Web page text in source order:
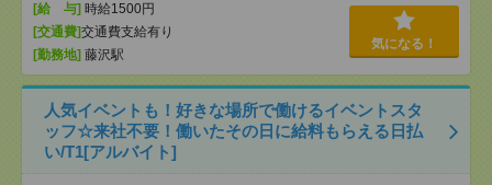
[給 与] 時給1500円
[交通費]交通費支給有り
[勤務地] 藤沢駅
気になる！
人気イベントも！好きな場所で働けるイベントスタ
ッフ☆来社不要！働いたその日に給料もらえる日払
い/T1[アルバイト]